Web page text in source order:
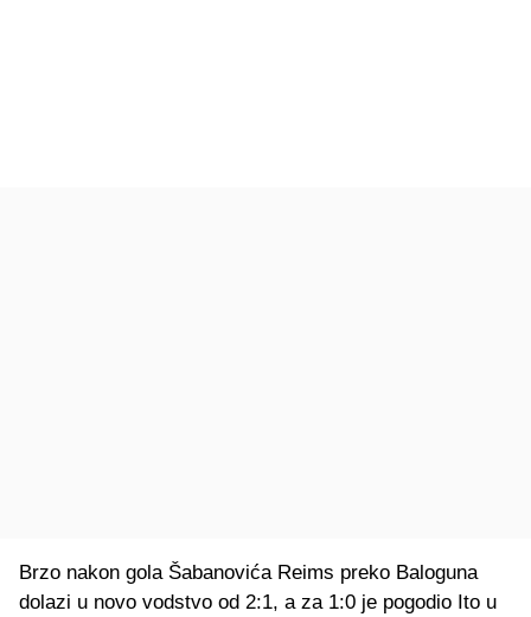
Brzo nakon gola Šabanovića Reims preko Baloguna
dolazi u novo vodstvo od 2:1, a za 1:0 je pogodio Ito u